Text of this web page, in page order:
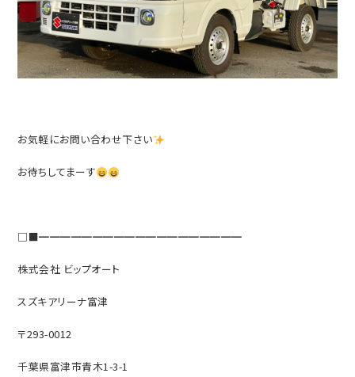
お気軽にお問い合わせ下さい
お待ちしてまーす
□■━━━━━━━━━━━━━━━━━━━
株式会社 ビップオート
スズキアリーナ富津
〒293-0012
千葉県富津市青木1-3-1